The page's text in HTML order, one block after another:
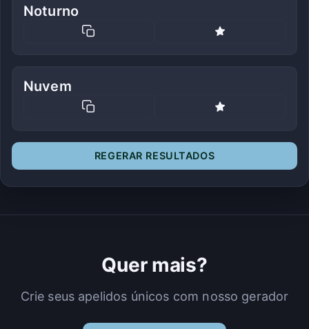
Noturno
Nuvem
REGERAR RESULTADOS
Quer mais?
Crie seus apelidos únicos com nosso gerador